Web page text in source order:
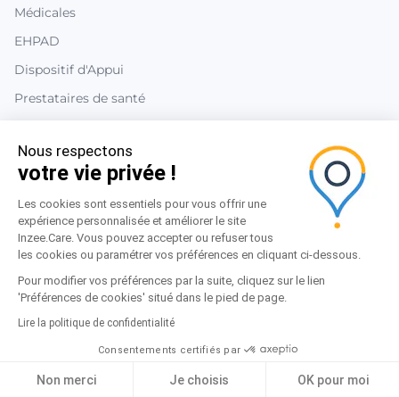
Nous respectons
votre vie privée !
Les cookies sont essentiels pour vous offrir une
expérience personnalisée et améliorer le site
Inzee.Care. Vous pouvez accepter ou refuser tous
les cookies ou paramétrer vos préférences en cliquant ci-dessous.
Pour modifier vos préférences par la suite, cliquez sur le lien
'Préférences de cookies' situé dans le pied de page.
Lire la politique de confidentialité
Consentements certifiés par
Non merci Je choisis OK pour moi
Médicales
EHPAD
Dispositif d'Appui
Prestataires de santé
Informations
Aide
Contact
Blog inzee.Care
Politique de confidentialité|CGAU Professionnels de santé
Idelyo 2015-2026 © Tous droits réservés